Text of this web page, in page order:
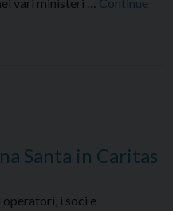
Santa in Caritas
i soci e